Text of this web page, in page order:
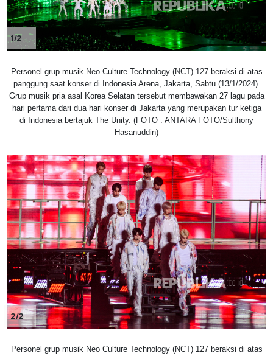
1/2
Personel grup musik Neo Culture Technology (NCT) 127 beraksi di atas
panggung saat konser di Indonesia Arena, Jakarta, Sabtu (13/1/2024).
Grup musik pria asal Korea Selatan tersebut membawakan 27 lagu pada
hari pertama dari dua hari konser di Jakarta yang merupakan tur ketiga
di Indonesia bertajuk The Unity. (FOTO : ANTARA FOTO/Sulthony
Hasanuddin)
2/2
Personel grup musik Neo Culture Technology (NCT) 127 beraksi di atas